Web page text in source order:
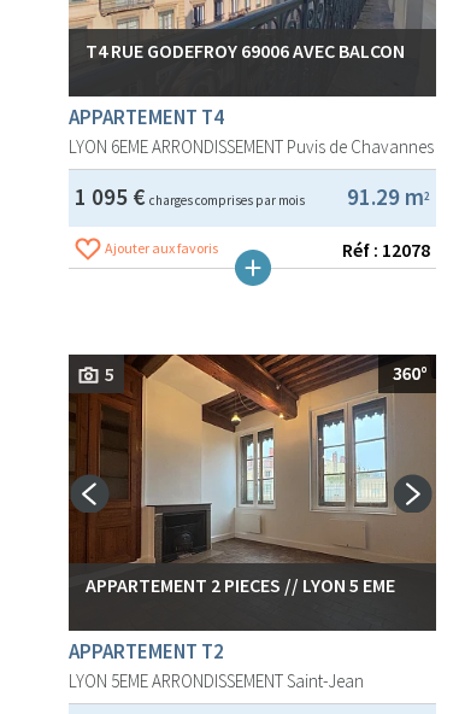
T4 RUE GODEFROY 69006 AVEC BALCON
APPARTEMENT T4
LYON 6EME ARRONDISSEMENT Puvis de Chavannes
91.29 m2
1 095 € charges comprises par mois
Ajouter aux favoris Réf : 12078
5
APPARTEMENT 2 PIECES // LYON 5 EME
APPARTEMENT T2
LYON 5EME ARRONDISSEMENTSaint-Jean